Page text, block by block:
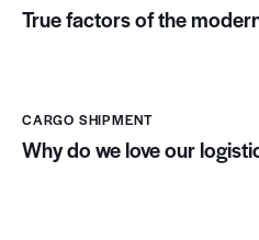
True factors of the
CARGO SHIPMENT
Why do we love our